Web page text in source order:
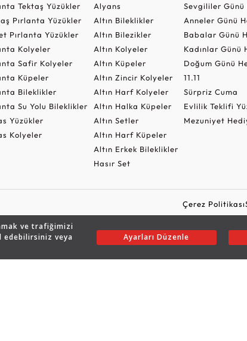
ve trafiğimizi
edebilirsiniz veya
Ayarları Düzenle
Tektaş Yüzükler
Pırlanta Yüzükler
Pırlanta Yüzükler
Kolyeler
Safir Kolyeler
Küpeler
Bileklikler
Su Yolu Bileklikler
Yüzükler
Kolyeler
Alyans
Altın Bileklikler
Altın Bilezikler
Altın Kolyeler
Altın Küpeler
Altın Zincir Kolyeler
Altın Harf Kolyeler
Altın Halka Küpeler
Altın Setler
Altın Harf Küpeler
Altın Erkek Bileklikler
Hasır Set
Sevgililer Günü
Anneler Günü
Babalar Günü
Kadınlar Günü
Doğum Günü
11.11
Sürpriz Cuma
Evlilik Teklifi
Mezuniyet
Çerez Politikası